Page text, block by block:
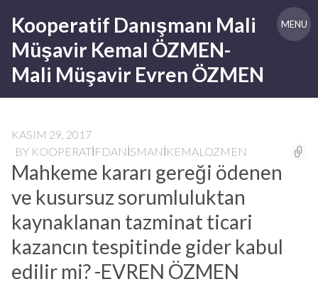
content
Kooperatif Danışmanı Mali
Müşavir Kemal ÖZMEN-
Mali Müşavir Evren ÖZMEN
MENU
KASIM 29, 2017
BY KOOPERATIFDANISMANIKEMALOZMEN
Mahkeme kararı gereği ödenen
ve kusursuz sorumluluktan
kaynaklanan tazminat ticari
kazancın tespitinde gider kabul
edilir mi? -EVREN ÖZMEN